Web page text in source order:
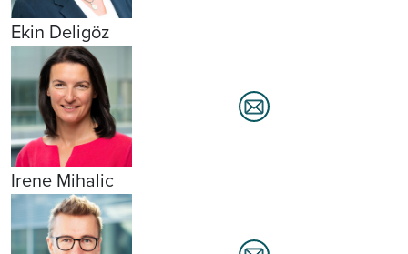
Ekin Deligöz
Irene Mihalic